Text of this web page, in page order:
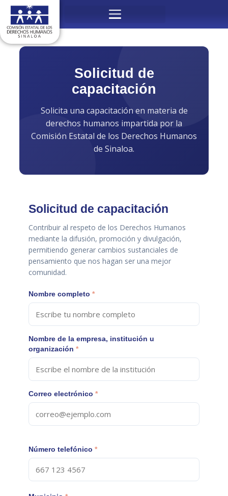
Menú
contenido
Solicitud de
capacitación
Solicita una capacitación en materia de
derechos humanos impartida por la
Comisión Estatal de los Derechos Humanos
de Sinaloa.
Solicitud de capacitación
Contribuir al respeto de los Derechos Humanos
mediante la difusión, promoción y divulgación,
permitiendo generar cambios sustanciales de
pensamiento que nos hagan ser una mejor
comunidad.
Nombre completo *
Nombre de la empresa, institución u
organización *
Correo electrónico *
Número telefónico *